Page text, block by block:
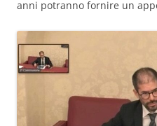
anni potranno fornire un